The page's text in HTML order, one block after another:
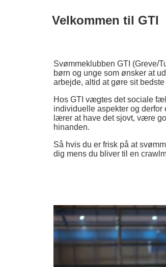
Velkommen til GTI
Svømmeklubben GTI (Greve/
børn og unge som ønsker at
arbejde, altid at gøre sit
Hos GTI vægtes det sociale
individuelle aspekter og derfor
lærer at have det sjovt, være
hinanden.
Så hvis du er frisk på at
dig mens du bliver til en